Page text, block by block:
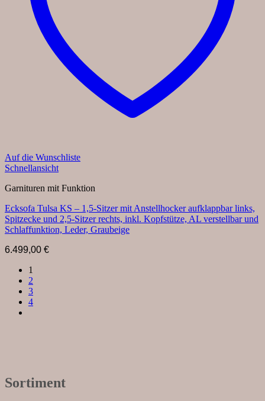
Auf die Wunschliste
Schnellansicht
Garnituren mit Funktion
Ecksofa Tulsa KS – 1,5-Sitzer mit Anstellhocker aufklappbar links,
Spitzecke und 2,5-Sitzer rechts, inkl. Kopfstütze, AL verstellbar und
Schlaffunktion, Leder, Graubeige
6.499,00 €
1
2
3
4
Sortiment